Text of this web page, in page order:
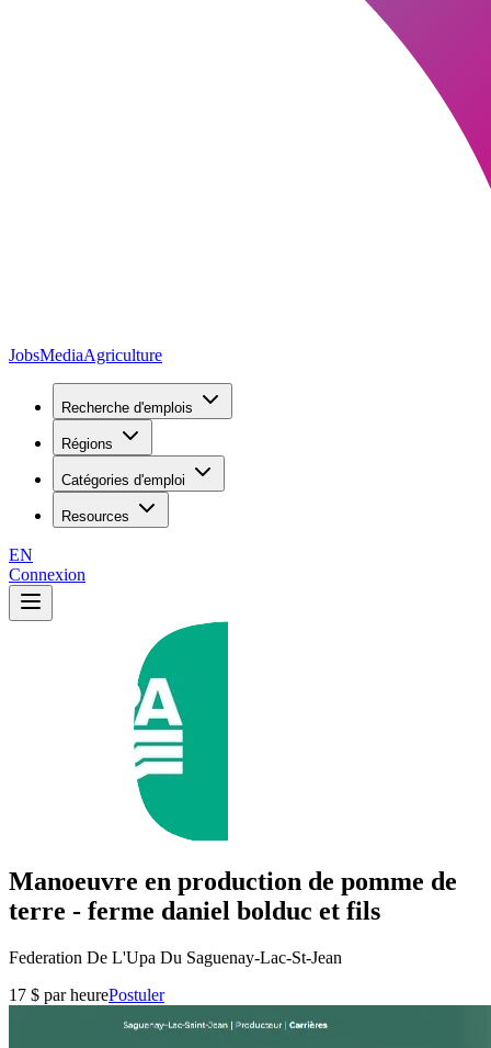
JobsMediaAgriculture
Recherche d'emplois
Régions
Catégories d'emploi
Resources
EN
Connexion
Manoeuvre en production de pomme de
terre - ferme daniel bolduc et fils
Federation De L'Upa Du Saguenay-Lac-St-Jean
17 $ par heurePostuler